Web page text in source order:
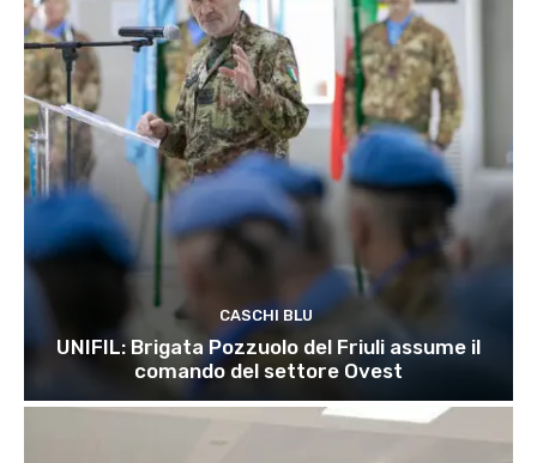
CASCHI BLU
UNIFIL: Brigata Pozzuolo del Friuli assume il
comando del settore Ovest